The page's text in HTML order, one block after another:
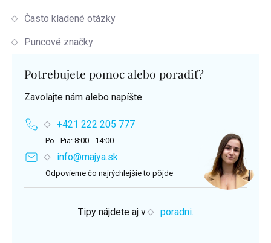
Často kladené otázky
Puncové značky
Potrebujete pomoc alebo poradiť?
Zavolajte nám alebo napíšte.
+421 222 205 777
Po - Pia: 8:00 - 14:00
info@majya.sk
Odpovieme čo najrýchlejšie to pôjde
Tipy nájdete aj v poradni.